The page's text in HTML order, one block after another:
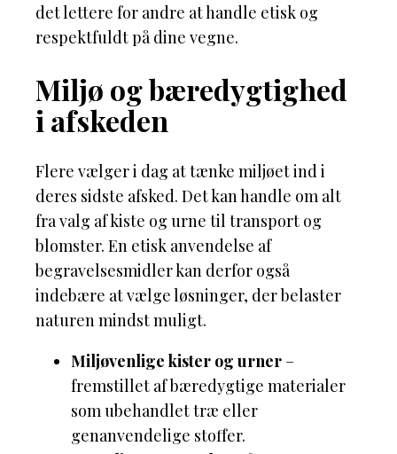
det lettere for andre at handle etisk og
respektfuldt på dine vegne.
Miljø og bæredygtighed
i afskeden
Flere vælger i dag at tænke miljøet ind i
deres sidste afsked. Det kan handle om alt
fra valg af kiste og urne til transport og
blomster. En etisk anvendelse af
begravelsesmidler kan derfor også
indebære at vælge løsninger, der belaster
naturen mindst muligt.
Miljøvenlige kister og urner –
fremstillet af bæredygtige materialer
som ubehandlet træ eller
genanvendelige stoffer.